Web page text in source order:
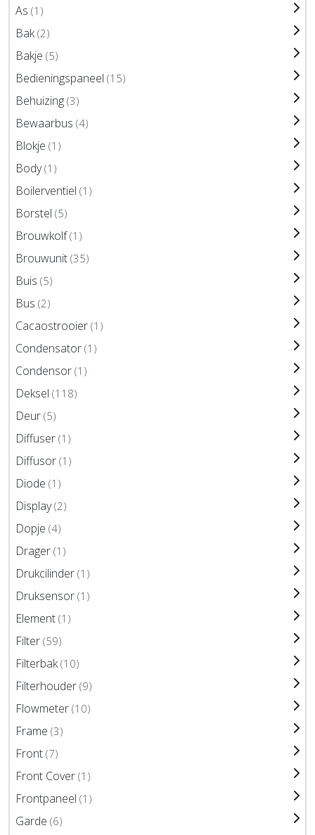
As (1)
Bak(2)
Bakje (5)
Bedieningspaneel (15)
Behuizing (3)
Bewaarbus (4)
Blokje (1)
Body(1)
Boilerventiel (1)
Borstel (5)
Brouwkolf(1)
Brouwunit (35)
Buis (5)
Bus (2)
Cacaostrooier (1)
Condensator (1)
Condensor (1)
Deksel (118)
Deur (5)
Diffuser (1)
Diffusor (1)
Diode (1)
Display(2)
Dopje (4)
Drager (1)
Drukcilinder (1)
Druksensor (1)
Element (1)
Filter (59)
Filterbak(10)
Filterhouder (9)
Flowmeter (10)
Frame (3)
Front (7)
Front Cover (1)
Frontpaneel (1)
Garde (6)